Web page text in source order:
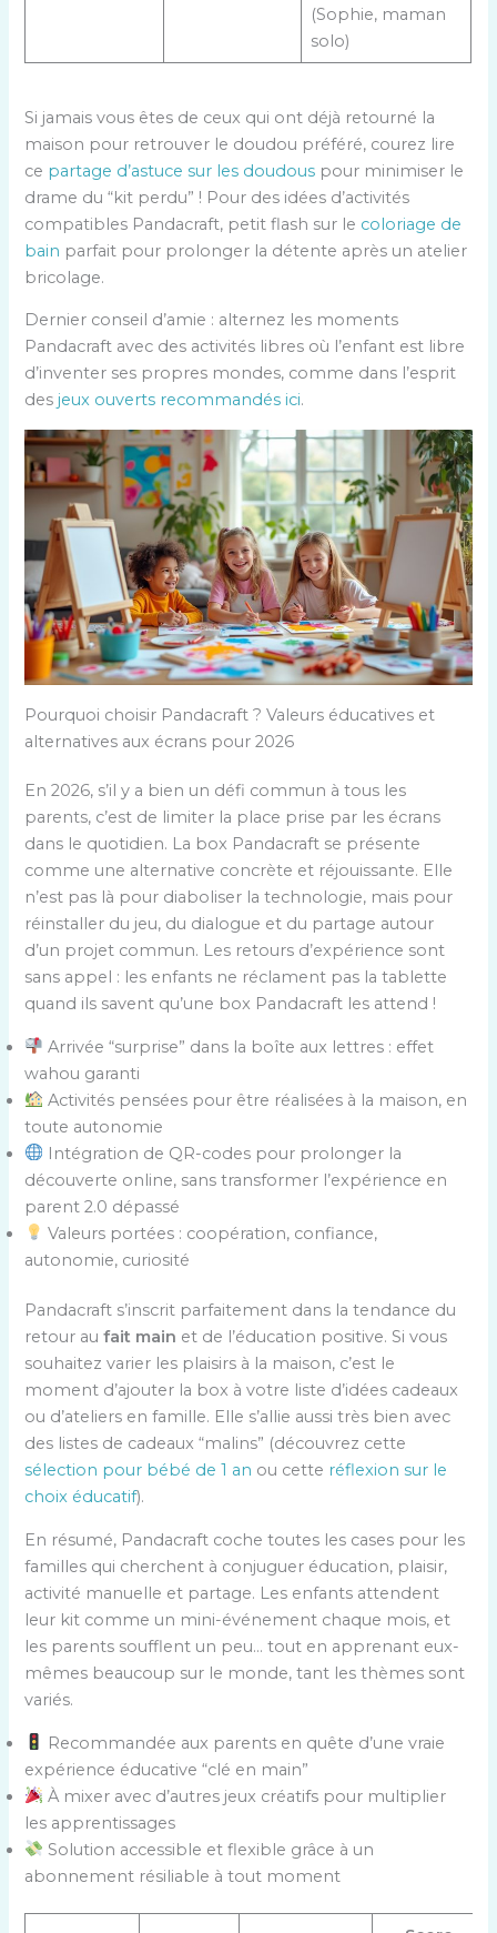
(Sophie, maman
solo)
Si jamais vous êtes de ceux qui ont déjà retourné la
maison pour retrouver le doudou préféré, courez lire
ce partage d’astuce sur les doudous pour minimiser le
drame du “kit perdu” ! Pour des idées d’activités
compatibles Pandacraft, petit flash sur le coloriage de
bain parfait pour prolonger la détente après un atelier
bricolage.
Dernier conseil d’amie : alternez les moments
Pandacraft avec des activités libres où l’enfant est libre
d’inventer ses propres mondes, comme dans l’esprit
des jeux ouverts recommandés ici.
Pourquoi choisir Pandacraft ? Valeurs éducatives et
alternatives aux écrans pour 2026
En 2026, s’il y a bien un défi commun à tous les
parents, c’est de limiter la place prise par les écrans
dans le quotidien. La box Pandacraft se présente
comme une alternative concrète et réjouissante. Elle
n’est pas là pour diaboliser la technologie, mais pour
réinstaller du jeu, du dialogue et du partage autour
d’un projet commun. Les retours d’expérience sont
sans appel : les enfants ne réclament pas la tablette
quand ils savent qu’une box Pandacraft les attend !
Arrivée “surprise” dans la boîte aux lettres : effet
wahou garanti
Activités pensées pour être réalisées à la maison, en
toute autonomie
Intégration de QR-codes pour prolonger la
découverte online, sans transformer l’expérience en
parent 2.0 dépassé
Valeurs portées : coopération, confiance,
autonomie, curiosité
Pandacraft s’inscrit parfaitement dans la tendance du
retour aufait main et de l’éducation positive. Si vous
souhaitez varier les plaisirs à la maison, c’est le
moment d’ajouter la box à votre liste d’idées cadeaux
ou d’ateliers en famille. Elle s’allie aussi très bien avec
des listes de cadeaux “malins” (découvrez cette
sélection pour bébé de 1 an ou cette réflexion sur le
choix éducatif).
En résumé, Pandacraft coche toutes les cases pour les
familles qui cherchent à conjuguer éducation, plaisir,
activité manuelle et partage. Les enfants attendent
leur kit comme un mini-événement chaque mois, et
les parents soufflent un peu… tout en apprenant eux-
mêmes beaucoup sur le monde, tant les thèmes sont
variés.
Recommandée aux parents en quête d’une vraie
expérience éducative “clé en main”
À mixer avec d’autres jeux créatifs pour multiplier
les apprentissages
Solution accessible et flexible grâce à un
abonnement résiliable à tout moment